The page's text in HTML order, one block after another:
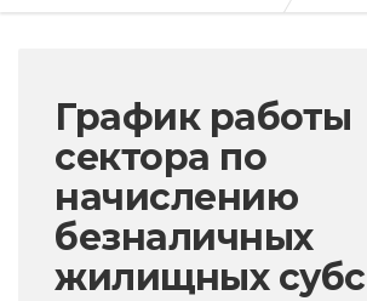
График работы
сектора по
начислению
безналичных
жилищных